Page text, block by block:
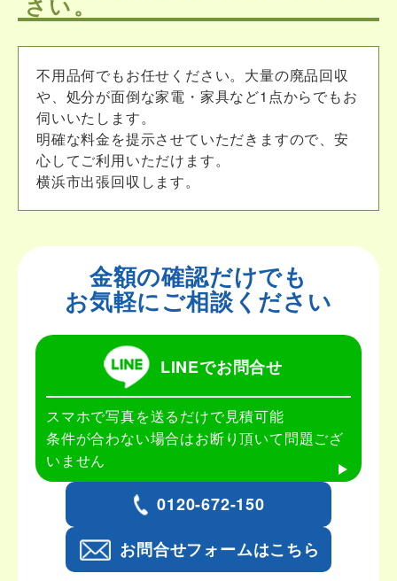
不用品何でもお任せください。大量の廃品回収
や、処分が面倒な家電・家具など1点からでもお
伺いいたします。
明確な料金を提示させていただきますので、安
心してご利用いただけます。
横浜市出張回収します。
金額の確認だけでも
お気軽にご相談ください
LINEでお問合せ
スマホで写真を送るだけで見積可能
条件が合わない場合はお断り頂いて問題ござ
いません
0120-672-150
お問合せフォームはこちら